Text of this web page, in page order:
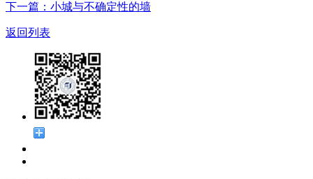
下一篇：小城与不确定性的墙
返回列表